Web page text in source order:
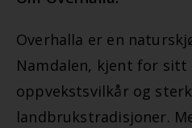
Overhalla er en
Namdalen, kjent for
oppvekstsvilkår og
landbrukstradisjoner.